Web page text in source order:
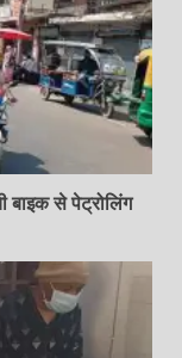
बाइक से पेट्रोलिंग